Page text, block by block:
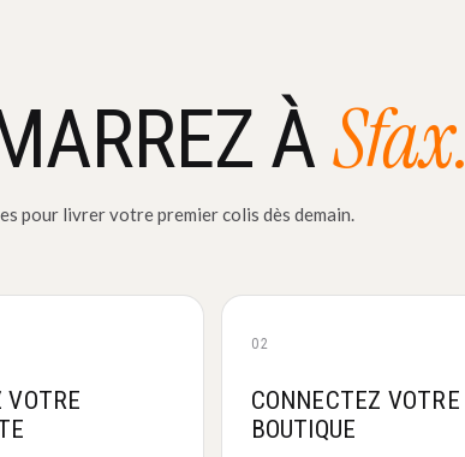
ÀSfax.
pour livrer votre premier colis dès demain.
VOTRE
02
CONNECTEZ VOTRE
BOUTIQUE